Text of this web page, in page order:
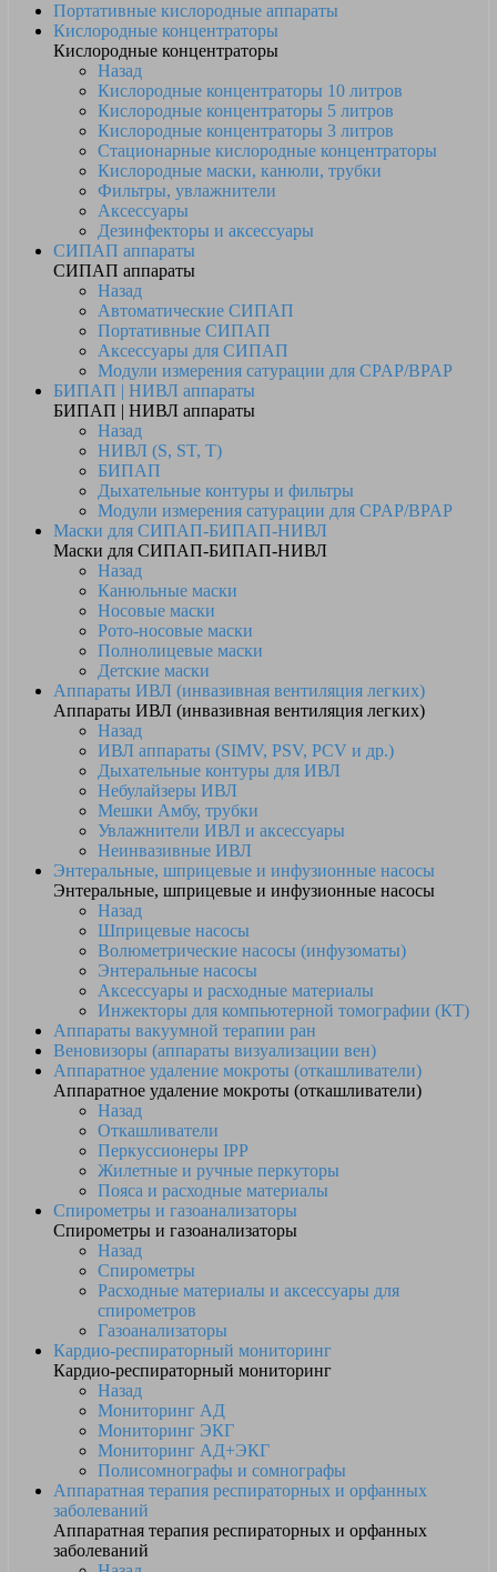
Портативные кислородные аппараты
Кислородные концентраторы
Кислородные концентраторы
Назад
Кислородные концентраторы 10 литров
Кислородные концентраторы 5 литров
Кислородные концентраторы 3 литров
Стационарные кислородные концентраторы
Кислородные маски, канюли, трубки
Фильтры, увлажнители
Аксессуары
Дезинфекторы и аксессуары
СИПАП аппараты
СИПАП аппараты
Назад
Автоматические СИПАП
Портативные СИПАП
Аксессуары для СИПАП
Модули измерения сатурации для CPAP/BPAP
БИПАП | НИВЛ аппараты
БИПАП | НИВЛ аппараты
Назад
НИВЛ (S, ST, T)
БИПАП
Дыхательные контуры и фильтры
Модули измерения сатурации для CPAP/BPAP
Маски для СИПАП-БИПАП-НИВЛ
Маски для СИПАП-БИПАП-НИВЛ
Назад
Канюльные маски
Носовые маски
Рото-носовые маски
Полнолицевые маски
Детские маски
Аппараты ИВЛ (инвазивная вентиляция легких)
Аппараты ИВЛ (инвазивная вентиляция легких)
Назад
ИВЛ аппараты (SIMV, PSV, PCV и др.)
Дыхательные контуры для ИВЛ
Небулайзеры ИВЛ
Мешки Амбу, трубки
Увлажнители ИВЛ и аксессуары
Неинвазивные ИВЛ
Энтеральные, шприцевые и инфузионные насосы
Энтеральные, шприцевые и инфузионные насосы
Назад
Шприцевые насосы
Волюметрические насосы (инфузоматы)
Энтеральные насосы
Аксессуары и расходные материалы
Инжекторы для компьютерной томографии (КТ)
Аппараты вакуумной терапии ран
Веновизоры (аппараты визуализации вен)
Аппаратное удаление мокроты (откашливатели)
Аппаратное удаление мокроты (откашливатели)
Назад
Откашливатели
Перкуссионеры IPP
Жилетные и ручные перкуторы
Пояса и расходные материалы
Спирометры и газоанализаторы
Спирометры и газоанализаторы
Назад
Спирометры
Расходные материалы и аксессуары для
спирометров
Газоанализаторы
Кардио-респираторный мониторинг
Кардио-респираторный мониторинг
Назад
Мониторинг АД
Мониторинг ЭКГ
Мониторинг АД+ЭКГ
Полисомнографы и сомнографы
Аппаратная терапия респираторных и орфанных
заболеваний
Аппаратная терапия респираторных и орфанных
заболеваний